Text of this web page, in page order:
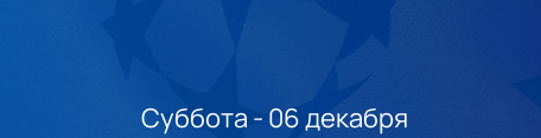
Суббота - 06 декабря